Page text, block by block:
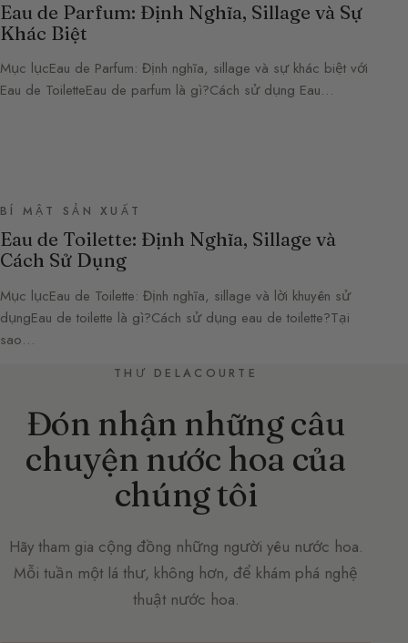
Eau de Parfum: Định Nghĩa, Sillage và Sự
Khác Biệt
Mục lụcEau de Parfum: Định nghĩa, sillage và sự khác biệt với
Eau de ToiletteEau de parfum là gì?Cách sử dụng Eau…
BÍ MẬT SẢN XUẤT
Eau de Toilette: Định Nghĩa, Sillage và
Cách Sử Dụng
Mục lụcEau de Toilette: Định nghĩa, sillage và lời khuyên sử
dụngEau de toilette là gì?Cách sử dụng eau de toilette?Tại
sao…
THƯ DELACOURTE
Đón nhận những câu
chuyện nước hoa của
chúng tôi
Hãy tham gia cộng đồng những người yêu nước hoa.
Mỗi tuần một lá thư, không hơn, để khám phá nghệ
thuật nước hoa.